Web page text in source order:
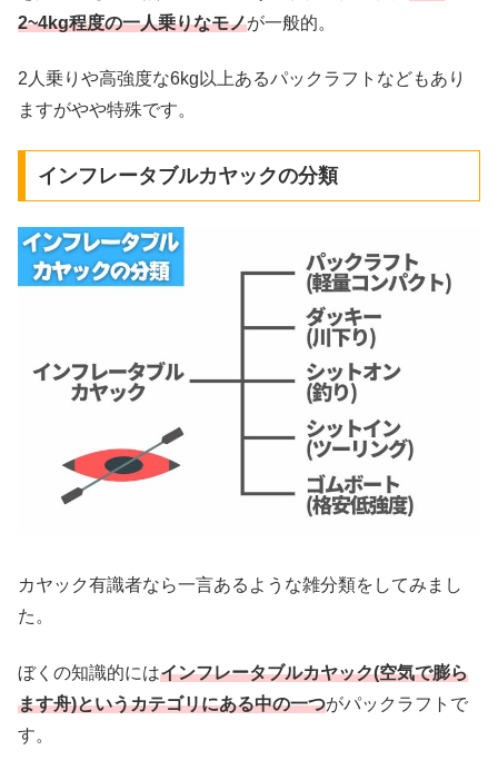
2~4kg程度の一人乗りなモノが一般的。
2人乗りや高強度な6kg以上あるパックラフトなどもあり
ますがやや特殊です。
インフレータブルカヤックの分類
カヤック有識者なら一言あるような雑分類をしてみまし
た。
ぼくの知識的にはインフレータブルカヤック(空気で膨ら
ます舟)というカテゴリにある中の一つがパックラフトで
す。